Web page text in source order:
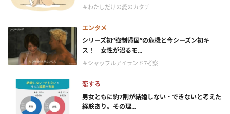
＃わたしだけの愛のカタチ
エンタメ
シリーズ初“強制帰国”の危機と今シーズン初キ
ス！ 女性が沼るモ...
＃シャッフルアイランド7考察
恋する
男女ともに約7割が結婚しない・できないと考えた
経験あり。その理...